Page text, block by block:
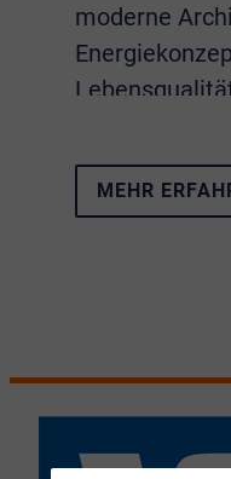
moderne
vereint das
MEHR